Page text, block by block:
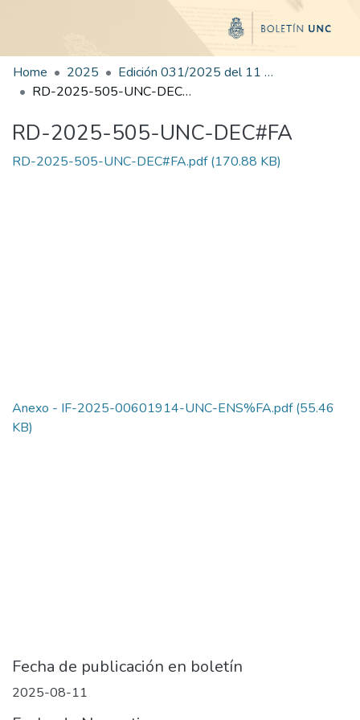
Home 2025
Edición 031/2025 del 11 de agosto de 2025
RD-2025-505-UNC-DEC#FA
RD-2025-505-UNC-DEC#FA
RD-2025-505-UNC-DEC#FA.pdf(170.88 KB)
Anexo - IF-2025-00601914-UNC-ENS%FA.pdf(55.46
KB)
Fecha de publicación en boletín
2025-08-11